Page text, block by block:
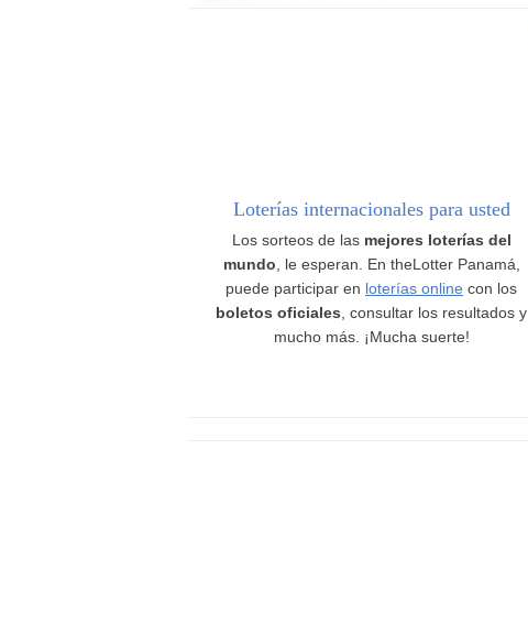
Loterías internacionales para usted
Los sorteos de las mejores loterías del
mundo , le esperan. En theLotter Panamá,
puede participar en loterías online con los
boletos oficiales , consultar los resultados y
mucho más. ¡Mucha suerte!